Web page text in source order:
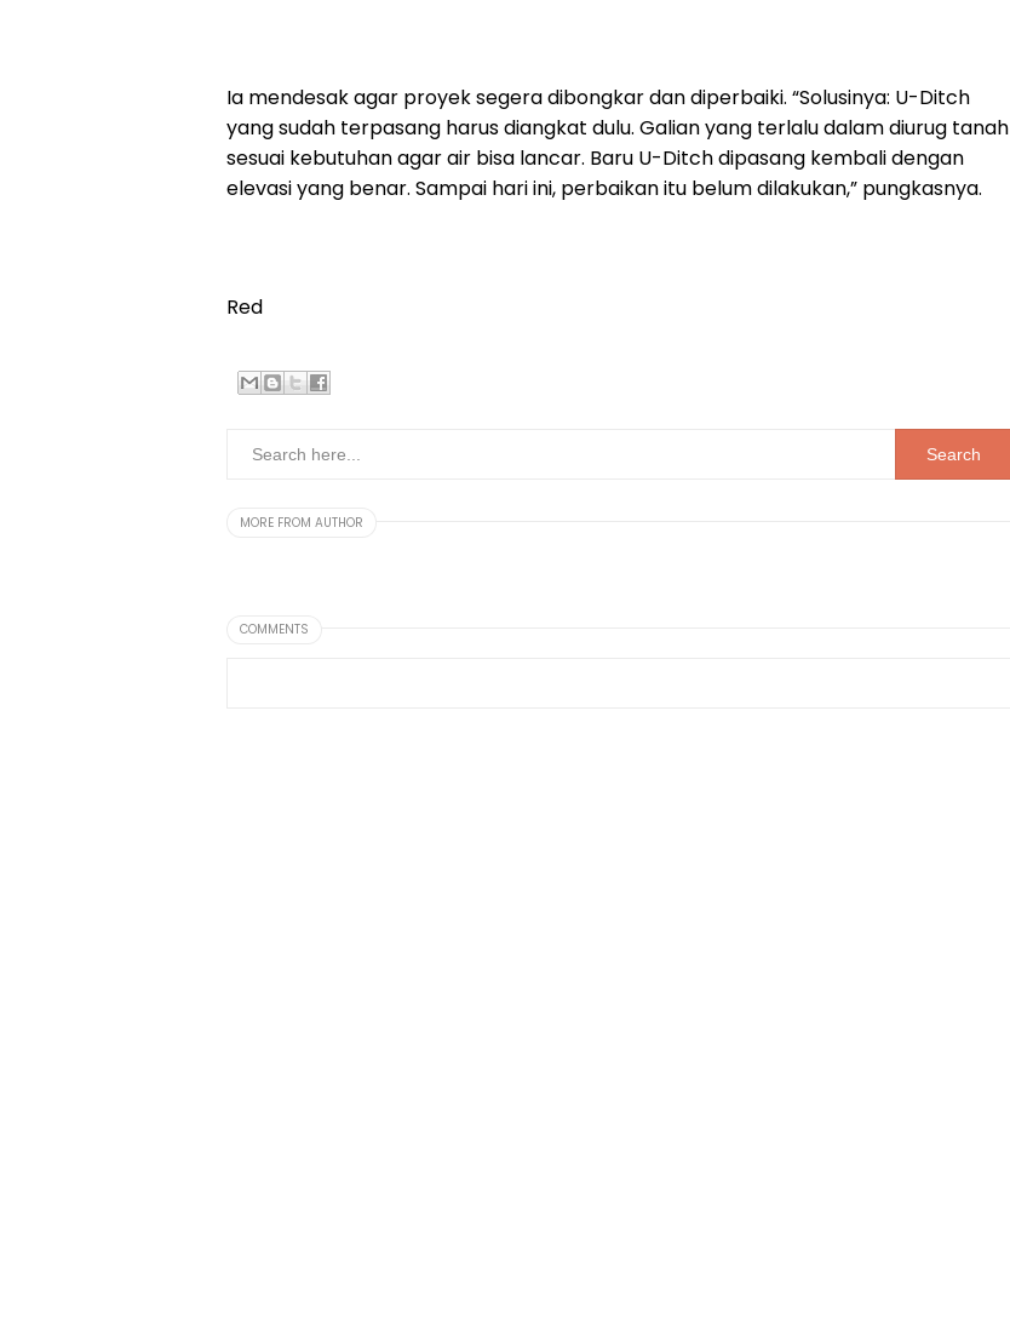
Ia mendesak agar proyek segera dibongkar dan diperbaiki. “Solusinya: U-Ditch
yang sudah terpasang harus diangkat dulu. Galian yang terlalu dalam diurug tanah
sesuai kebutuhan agar air bisa lancar. Baru U-Ditch dipasang kembali dengan
elevasi yang benar. Sampai hari ini, perbaikan itu belum dilakukan,” pungkasnya.
Red
MORE FROM AUTHOR
COMMENTS